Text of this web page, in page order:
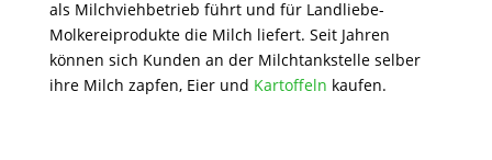
als Milchviehbetrieb führt und für Landliebe-
Molkereiprodukte die Milch liefert. Seit Jahren
können sich Kunden an der Milchtankstelle selber
ihre Milch zapfen, Eier und Kartoffeln kaufen.